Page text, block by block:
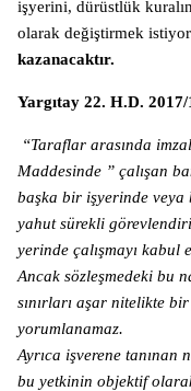
işyerini, dürüstlük
olarak değiştirmek
kazanacaktır.
Yargıtay 22. H.D.
“Taraflar arasında
Maddesinde ” çalışan
başka bir işyerinde
yahut sürekli
yerinde çalışmayı kabul
Ancak sözleşmedeki bu
sınırları aşar nitelikte bir
yorumlanamaz.
Ayrıca işverene tanınan
bu yetkinin objektif